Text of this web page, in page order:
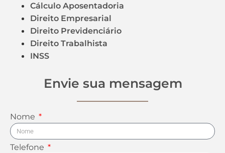
Cálculo Aposentadoria
Direito Empresarial
Direito Previdenciário
Direito Trabalhista
INSS
Envie sua mensagem
Nome
Telefone